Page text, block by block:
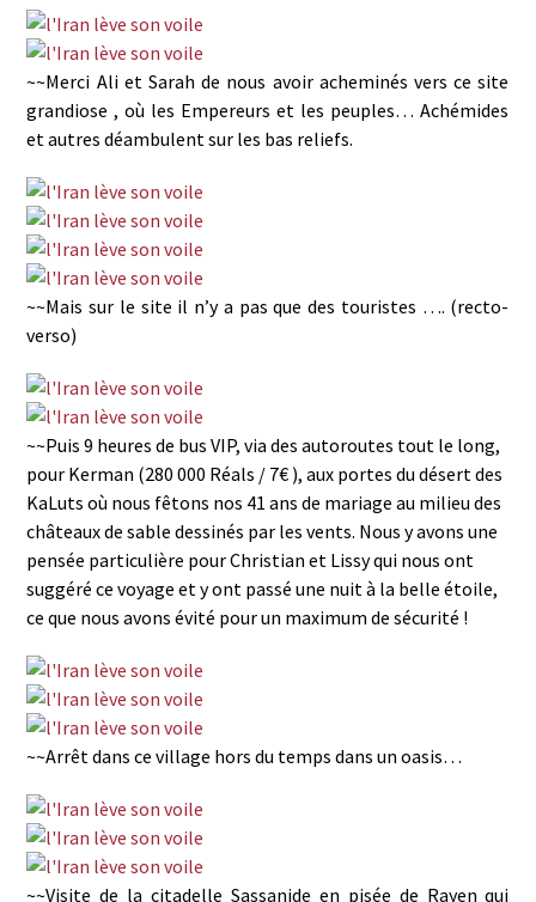
~~Merci Ali et Sarah de nous avoir acheminés vers ce site
grandiose , où les Empereurs et les peuples… Achémides
et autres déambulent sur les bas reliefs.
~~Mais sur le site il n’y a pas que des touristes …. (recto-
verso)
~~Puis 9 heures de bus VIP, via des autoroutes tout le long,
pour Kerman (280 000 Réals / 7€ ), aux portes du désert des
KaLuts où nous fêtons nos 41 ans de mariage au milieu des
châteaux de sable dessinés par les vents. Nous y avons une
pensée particulière pour Christian et Lissy qui nous ont
suggéré ce voyage et y ont passé une nuit à la belle étoile,
ce que nous avons évité pour un maximum de sécurité !
~~Arrêt dans ce village hors du temps dans un oasis…
~~Visite de la citadelle Sassanide en pisée de Rayen qui